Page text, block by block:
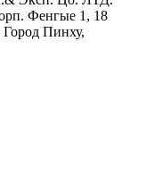
Фенгые 1, 18
Пинху,